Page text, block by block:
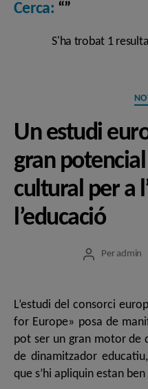
Cerca: “”
S'ha trobat 1
Un estudi
gran
cultural per a
l’educació
Autor
Per admin
L’estudi del consorci
for Europe» posa de
pot ser un gran motor de
de dinamitzador
que s’hi apliquin estan